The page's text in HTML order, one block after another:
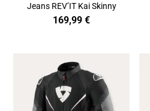
Jeans REV’IT Kai Skinny
169,99€